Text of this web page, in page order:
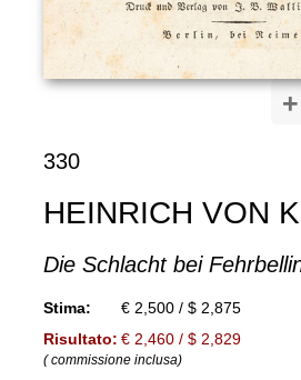
+
330
HEINRICH VON
Die Schlacht bei
Stima:
€ 2,500 / $ 2,875
Risultato: € 2,460 / $ 2,829
( commissione inclusa)